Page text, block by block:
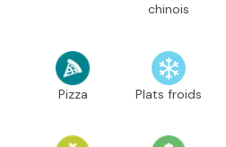
chinois
Pizza Plats froids